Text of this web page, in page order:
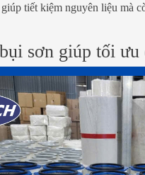
tiết kiệm nguyên liệu mà
sơn giúp tối ưu